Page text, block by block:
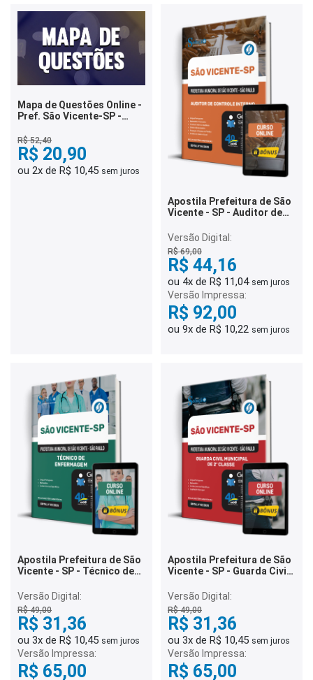
Mapa de Questões Online -
Pref. São Vicente-SP -
Mil Questões
R$ 52,40
R$ 20,90
ou 2x de R$ 10,45 sem juros
Apostila Prefeitura de São
Vicente - SP - Auditor de
Versão Digital:
R$ 69,00
R$ 44,16
ou 4x de R$ 11,04 sem juros
Versão Impressa:
R$ 92,00
ou 9x de R$ 10,22 sem juros
Apostila Prefeitura de São
Vicente - SP - Técnico de
Versão Digital:
R$ 49,00
R$ 31,36
ou 3x de R$ 10,45 sem juros
Versão Impressa:
R$ 65,00
Apostila Prefeitura de São
Vicente - SP - Guarda Civil
Versão Digital:
R$ 49,00
R$ 31,36
ou 3x de R$ 10,45 sem juros
Versão Impressa:
R$ 65,00